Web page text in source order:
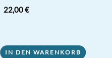
22,00€
IN DEN WARENKORB